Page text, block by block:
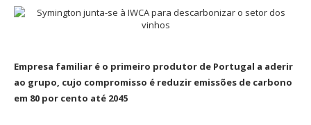
Empresa familiar é o primeiro produtor de Portugal a aderir
ao grupo, cujo compromisso é reduzir emissões de carbono
em 80 por cento até 2045